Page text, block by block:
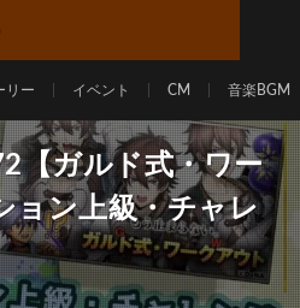
リー イベント CM 音楽BGM
【ガルド式・ワー
ョン上級・チャレ